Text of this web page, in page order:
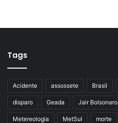
Tags
Acidente assossete Brasil
disparo Geada Jair Bolsonaro
Metereologia MetSul morte